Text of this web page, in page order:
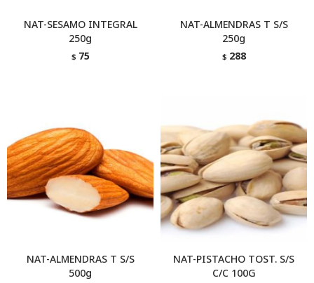
NAT-SESAMO INTEGRAL
250g
$ 75
NAT-ALMENDRAS T S/S
250g
$ 288
NAT-ALMENDRAS T S/S
500g
NAT-PISTACHO TOST. S/S
C/C 100G